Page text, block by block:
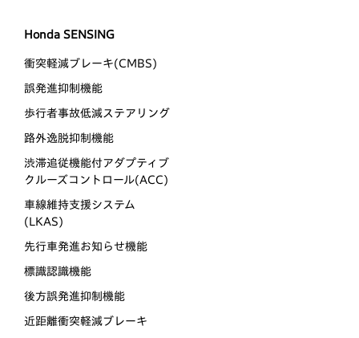
Honda SENSING
衝突軽減ブレーキ(CMBS)
誤発進抑制機能
歩行者事故低減ステアリング
路外逸脱抑制機能
渋滞追従機能付アダプティブ
クルーズコントロール(ACC)
車線維持支援システム
(LKAS)
先行車発進お知らせ機能
標識認識機能
後方誤発進抑制機能
近距離衝突軽減ブレーキ